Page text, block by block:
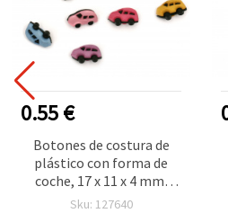
0.55 €
Botones de costura de
plástico con forma de
coche, 17 x 11 x 4 mm,
agujero: 3 mm, colores
Sku: 127640